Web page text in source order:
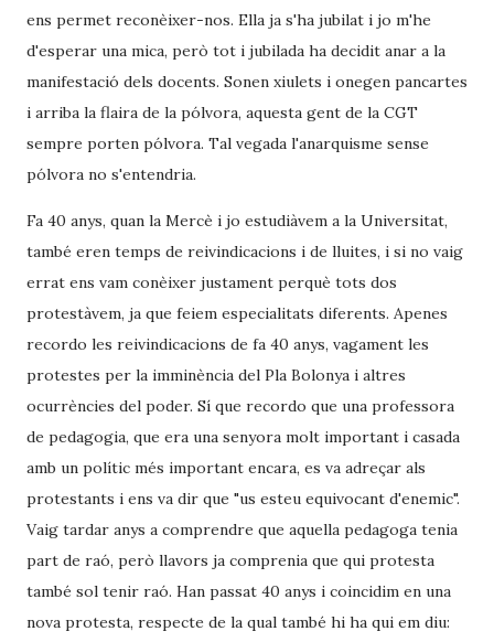
ens permet reconèixer-nos. Ella ja s'ha jubilat i jo m'he
d'esperar una mica, però tot i jubilada ha decidit anar a la
manifestació dels docents. Sonen xiulets i onegen pancartes
i arriba la flaira de la pólvora, aquesta gent de la CGT
sempre porten pólvora. Tal vegada l'anarquisme sense
pólvora no s'entendria.
Fa 40 anys, quan la Mercè i jo estudiàvem a la Universitat,
també eren temps de reivindicacions i de lluites, i si no vaig
errat ens vam conèixer justament perquè tots dos
protestàvem, ja que feiem especialitats diferents. Apenes
recordo les reivindicacions de fa 40 anys, vagament les
protestes per la imminència del Pla Bolonya i altres
ocurrències del poder. Sí que recordo que una professora
de pedagogia, que era una senyora molt important i casada
amb un polític més important encara, es va adreçar als
protestants i ens va dir que "us esteu equivocant d'enemic".
Vaig tardar anys a comprendre que aquella pedagoga tenia
part de raó, però llavors ja comprenia que qui protesta
també sol tenir raó. Han passat 40 anys i coincidim en una
nova protesta, respecte de la qual també hi ha qui em diu: